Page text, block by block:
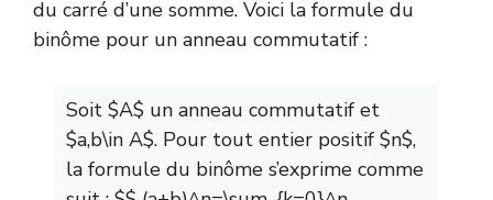
du carré d’une somme. Voici la formule du
binôme pour un anneau commutatif :
Soit $A$ un anneau commutatif et
$a,b\in A$. Pour tout entier positif $n$,
la formule du binôme s’exprime comme